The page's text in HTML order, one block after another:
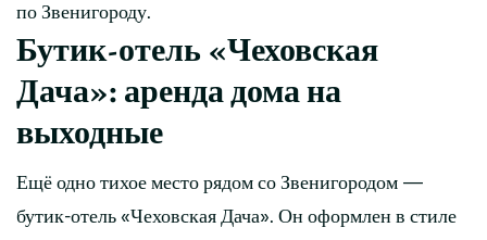
по Звенигороду.
Бутик-отель «Чеховская
Дача»: аренда дома на
выходные
Ещё одно тихое место рядом со Звенигородом —
бутик-отель «Чеховская Дача». Он оформлен в стиле